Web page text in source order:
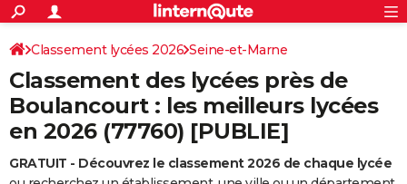
ACTUALITÉS
Politique
Société
Faits Divers
Education
Monde
Villes
+
SPORT
Coupe du monde 2026
Football
Tennis
Cyclisme
Rugby
Forum
CULTURE
Programme TV
TNT
Streaming
Cinéma
Sorties cinéma
Musique
+
FINANCE
Retraite
Impôts
Epargne
Immobilier
Risques naturels par ville
Banque
Assurance
Crédit
AUTO
S'inscrire
Connexion
Classement lycées 2026 Seine-et-Marne
Classement des lycées près de
Boulancourt : les meilleurs lycées
en 2026 (77760) [PUBLIE]
GRATUIT - Découvrez le classement 2026 de chaque lycée